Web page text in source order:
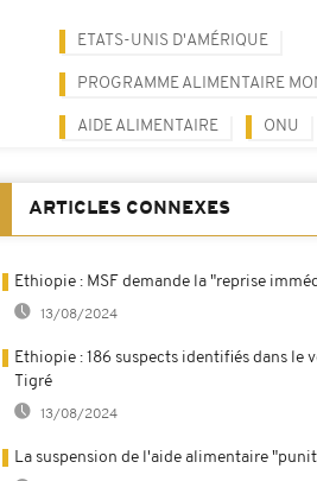
ETATS-UNIS D'AMÉRIQUE
PROGRAMME ALIMENTAIRE
AIDE ALIMENTAIRE ONU
ARTICLES CONNEXES
Ethiopie : MSF demande la "reprise
13/08/2024
Ethiopie : 186 suspects identifiés dans le
Tigré
13/08/2024
La suspension de l'aide alimentaire